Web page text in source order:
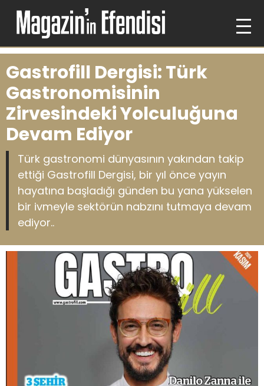
Gastrofill Dergisi: Türk
Gastronomisinin
Zirvesindeki Yolculuğuna
Devam Ediyor
Türk gastronomi dünyasının yakından takip
ettiği Gastrofill Dergisi, bir yıl önce yayın
hayatına başladığı günden bu yana yükselen
bir ivmeyle sektörün nabzını tutmaya devam
ediyor..